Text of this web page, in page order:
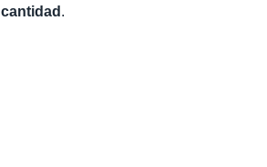
cantidad .